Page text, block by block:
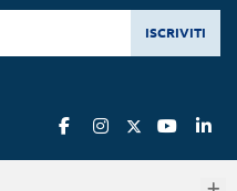
ISCRIVITI